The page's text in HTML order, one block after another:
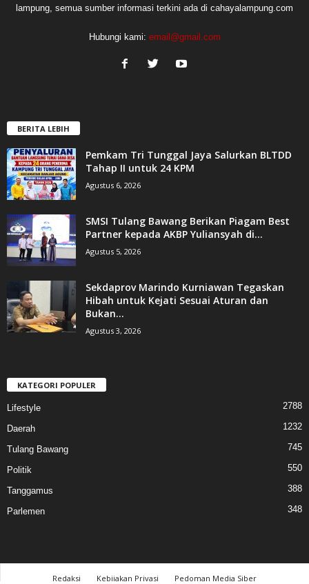
lampung, semua sumber informasi terkini ada di cahayalampung.com
Hubungi kami: email@gmail.com
BERITA LEBIH
Pemkam Tri Tunggal Jaya Salurkan BLTDD
Tahap II untuk 24 KPM
Agustus 6, 2026
SMSI Tulang Bawang Berikan Piagam Best
Partner kepada AKBP Yuliansyah di...
Agustus 5, 2026
Sekdaprov Marindo Kurniawan Tegaskan
Hibah untuk Kejati Sesuai Aturan dan
Bukan...
Agustus 3, 2026
KATEGORI POPULER
Lifestyle 2788
Daerah 1232
Tulang Bawang 745
Politik 550
Tanggamus 388
Parlemen 348
Redaksi Kebijakan Privasi Pedoman Media Siber